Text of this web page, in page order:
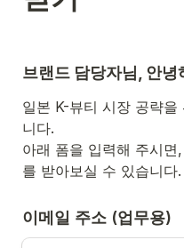
브랜드 담당자님, 안녕
일본 K-뷰티 시장 공략
니다.
아래 폼을 입력해 주시
를 받아보실 수 있습니다.
이메일 주소 (업무용)